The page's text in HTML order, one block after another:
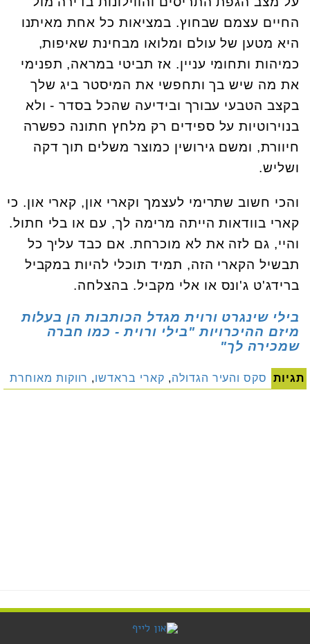
החיים עצמם שבחוץ. במציאות כל אחת מאיתנו
היא מטען של עולם ומלואו מבחינת שאיפות,
כמיהות ותחומי עניין. אז תביטי במראה, תפנימי
את מה שיש בך ותחפשי את המיסטר ביג שלך
בקצב הטבעי עבורך ובידיעה שהכל בסדר - ולא
בנוירוטיות על ספידים רק מלחץ חתונה כפשרה
חיוורת, ומשם גירושין כמוצר משלים תוך דקה
ושליש.
והכי חשוב שתרימי לעצמך וקארי און, קארי און. כי
קארי בוודאות הייתה מרימה לך, עם או בלי חתול.
והיי, גם לזה את לא מוכרחת. אם כבד עליך כל
תבשיל הקארי הזה, תמיד תוכלי להיות במקביל
ברידג'ט ג'ונס או אלי מקביל. בהצלחה.
בילי שינגרט ורוית מגדל הכותבות הן בעלות
מיזם ההיכרויות "בילי ורוית - כמו חברה
שמכירה לך"
תגיות סקס והעיר הגדולה, קארי בראדשו, רווקות מאוחרת